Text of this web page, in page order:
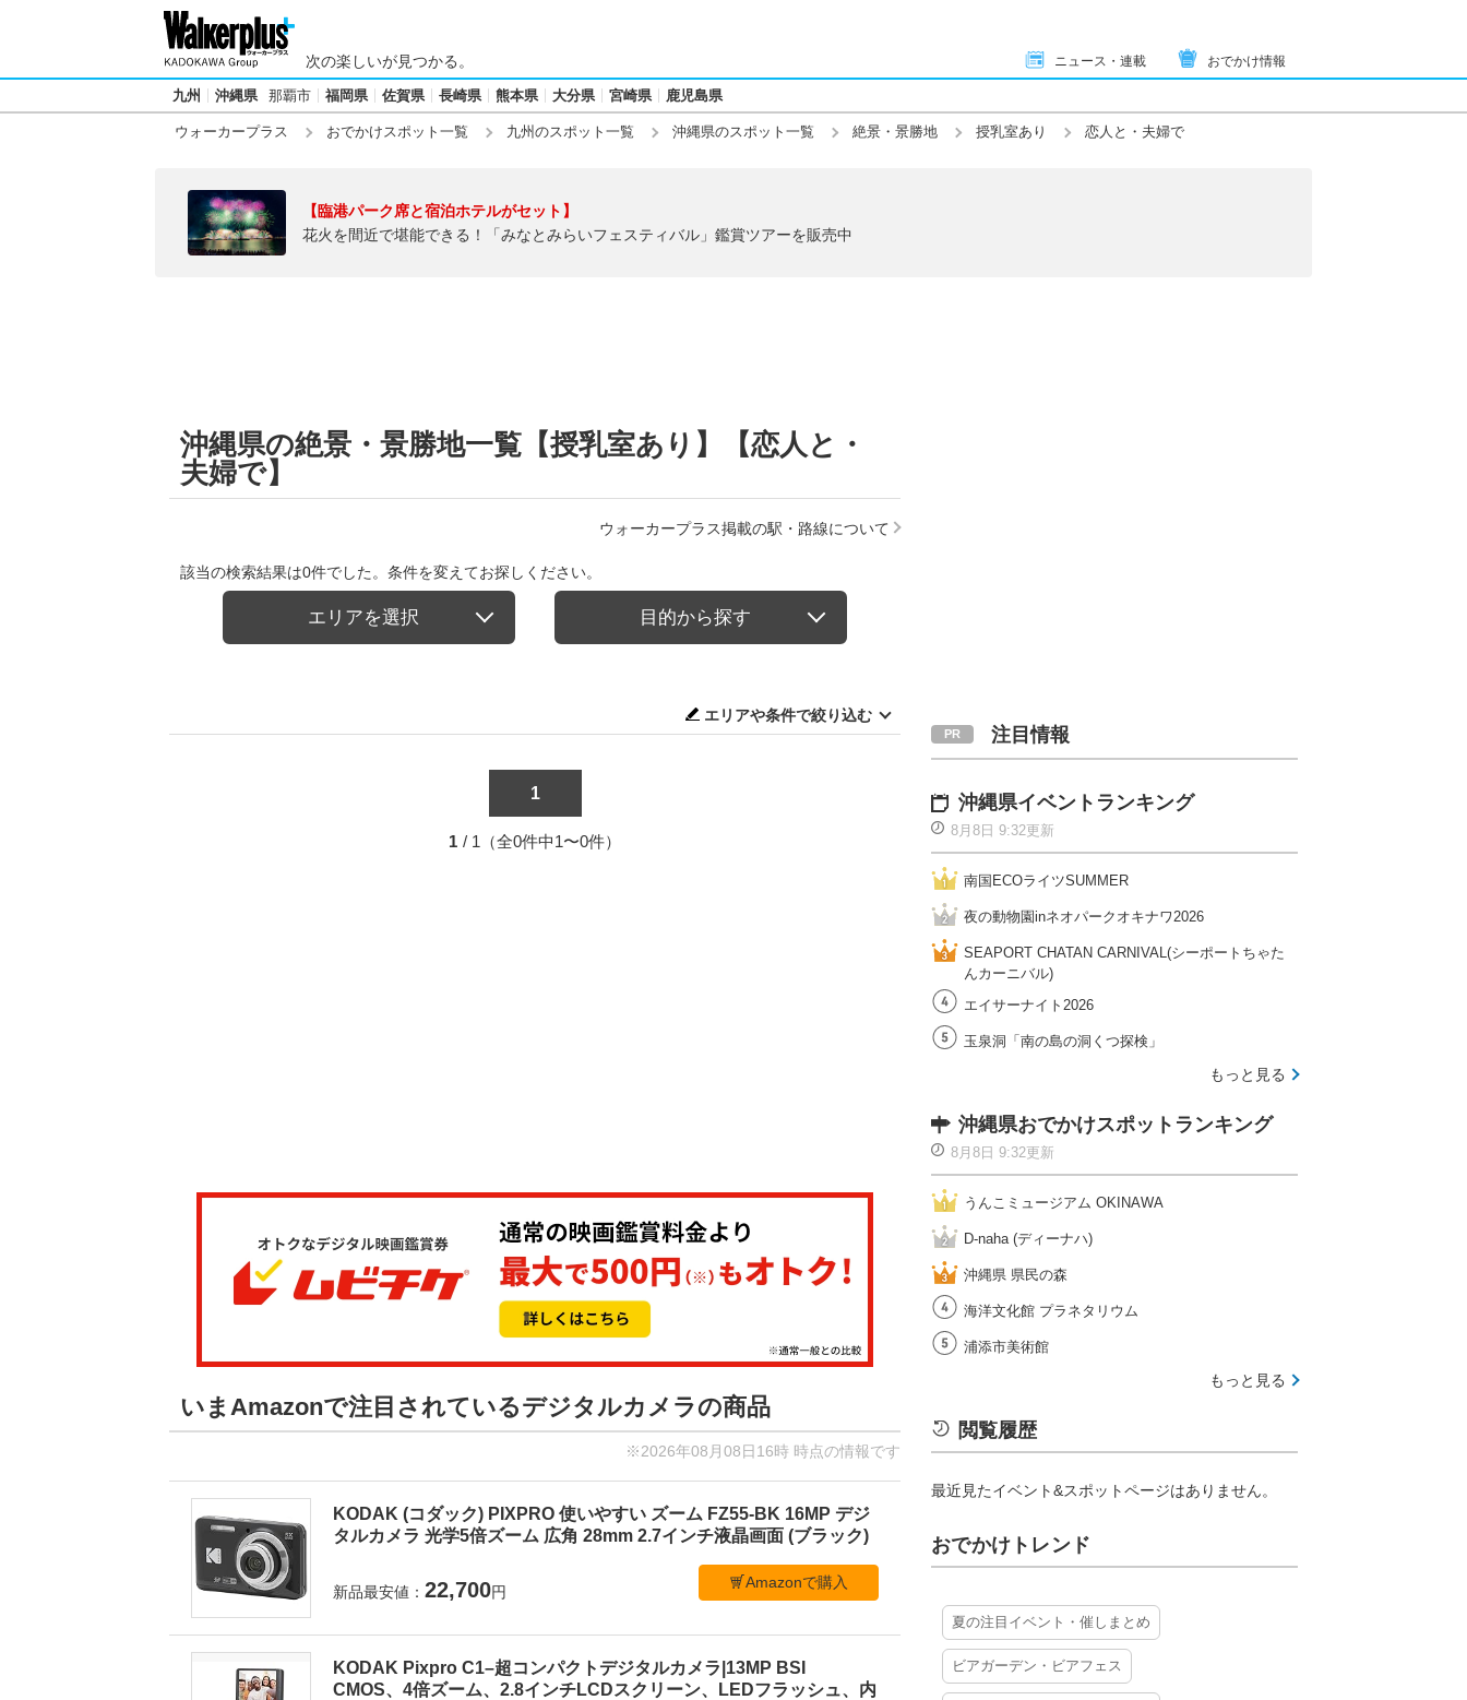
次の楽しいが見つかる。 ニュース・連載 おでかけ情報
九州 沖縄県 那覇市 福岡県 佐賀県 長崎県 熊本県 大分県 宮崎県 鹿児島県
ウォーカープラス おでかけスポット一覧 九州のスポット一覧 沖縄県のスポット一覧 絶景・景勝地 授乳室あり 恋人と・夫婦で
【臨港パーク席と宿泊ホテルがセット】
花火を間近で堪能できる！「みなとみらいフェスティバル」鑑賞ツアーを販売中
沖縄県の絶景・景勝地一覧【授乳室あり】【恋人と・
夫婦で】
ウォーカープラス掲載の駅・路線について
該当の検索結果は0件でした。条件を変えてお探しください。
エリアを選択 目的から探す
エリアや条件で絞り込む
1
1 / 1（全0件中1〜0件）
いまAmazonで注目されているデジタルカメラの商品
※2026年08月08日16時 時点の情報です
KODAK (コダック) PIXPRO 使いやすい ズーム FZ55-BK 16MP デジ
タルカメラ 光学5倍ズーム 広角 28mm 2.7インチ液晶画面 (ブラック)
新品最安値： 22,700円
Amazonで購入
KODAK Pixpro C1–超コンパクトデジタルカメラ|13MP BSI
CMOS、4倍ズーム、2.8インチLCDスクリーン、LEDフラッシュ、内
注目情報
沖縄県イベントランキング
8月8日 9:32更新
南国ECOライツSUMMER
夜の動物園inネオパークオキナワ2026
SEAPORT CHATAN CARNIVAL(シーポートちゃた
んカーニバル)
エイサーナイト2026
玉泉洞「南の島の洞くつ探検」
もっと見る
沖縄県おでかけスポットランキング
8月8日 9:32更新
うんこミュージアム OKINAWA
D-naha (ディーナハ)
沖縄県 県民の森
海洋文化館 プラネタリウム
浦添市美術館
もっと見る
閲覧履歴
最近見たイベント&スポットページはありません。
おでかけトレンド
夏の注目イベント・催しまとめ
ビアガーデン・ビアフェス